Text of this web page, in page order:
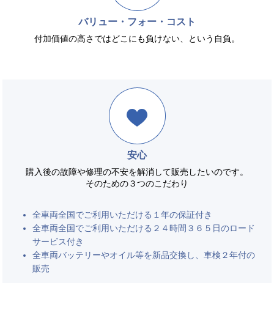
バリュー・フォー・コスト
付加価値の高さではどこにも負けない、という自負。
安心
購入後の故障や修理の不安を解消して販売したいのです。
そのための３つのこだわり
全車両全国でご利用いただける１年の保証付き
全車両全国でご利用いただける２４時間３６５日のロード
サービス付き
全車両バッテリーやオイル等を新品交換し、車検２年付の
販売